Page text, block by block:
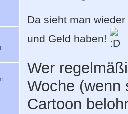
Da sieht man
und Geld haben!
Wer
Woche (wenn
Cartoon